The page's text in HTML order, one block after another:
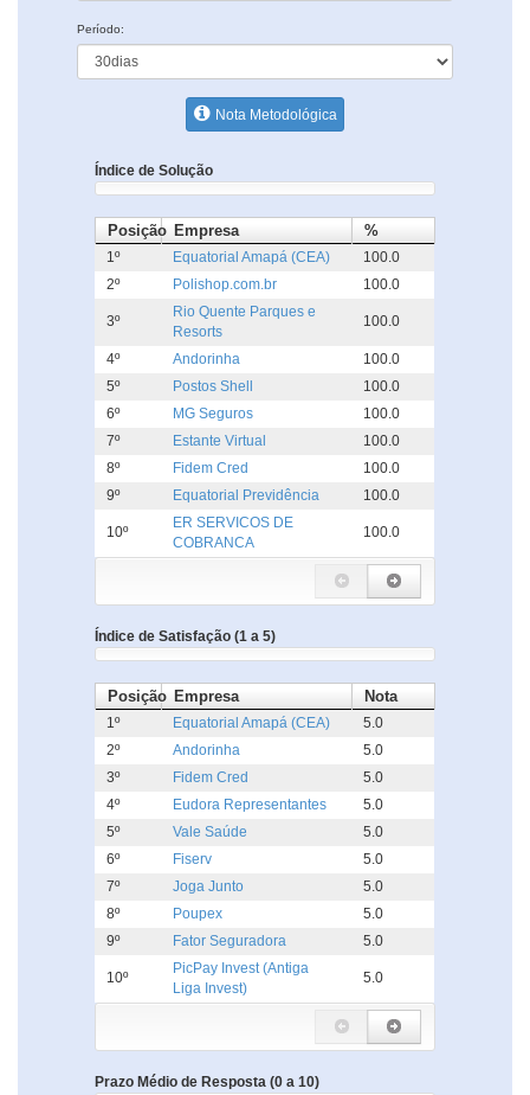
Período:
Nota Metodológica
Índice de Solução
Posição Empresa %
1º Equatorial Amapá (CEA)
100.0
2º
Polishop.com.br 100.0
3º
Rio Quente Parques e
Resorts
100.0
4º Andorinha
100.0
5º
Postos Shell
100.0
6º
MG Seguros
100.0
7º
Estante Virtual
100.0
8º
Fidem Cred
100.0
9º
Equatorial Previdência 100.0
10º
ER SERVICOS DE
COBRANCA
100.0
Índice de Satisfação (1 a 5)
Posição Empresa Nota
1º Equatorial Amapá (CEA)
5.0
2º
Andorinha
5.0
3º
Fidem Cred
5.0
4º
Eudora Representantes
5.0
5º
Vale Saúde
5.0
6º
Fiserv
5.0
7º
Joga Junto
5.0
8º
Poupex
5.0
9º
Fator Seguradora 5.0
10º
PicPay Invest (Antiga
Liga Invest)
5.0
Prazo Médio de Resposta (0 a 10)